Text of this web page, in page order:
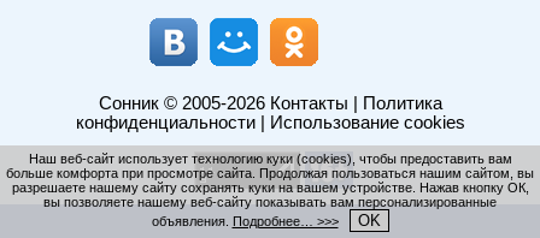
Сонник© 2005-2026 Контакты
Политика
конфиденциальности| Использование cookies
Наш веб-сайт использует технологию куки (cookies), чтобы предоставить вам
больше комфорта при просмотре сайта. Продолжая пользоваться нашим сайтом, вы
разрешаете нашему сайту сохранять куки на вашем устройстве. Нажав кнопку ОК,
вы позволяете нашему веб-сайту показывать вам персонализированные
объявления. Подробнее… >>> OK